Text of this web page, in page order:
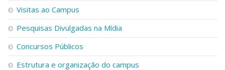
Visitas ao Campus
Pesquisas Divulgadas na Mídia
Concursos Públicos
Estrutura e organização do campus